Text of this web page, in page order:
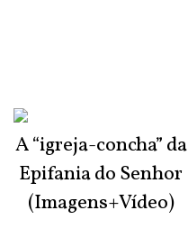
A “igreja-concha” da
Epifania do Senhor
(Imagens+Vídeo)